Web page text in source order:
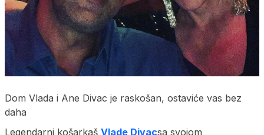
Dom Vlada i Ane Divac je raskošan, ostaviće vas bez
daha
Legendarni košarkaš Vlade Divacsa svojom